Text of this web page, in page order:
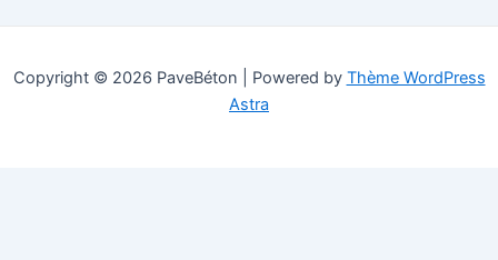
Copyright © 2026 PaveBéton | Powered by Thème WordPress
Astra